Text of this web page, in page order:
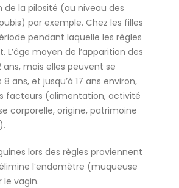
de la pilosité (au niveau des
par exemple. Chez les filles
pendant laquelle les règles
L’âge moyen de l’apparition des
ans, mais elles peuvent se
ans, et jusqu’à 17 ans environ,
facteurs (alimentation, activité
corporelle, origine, patrimoine
lors des règles proviennent
l’endomètre (muqueuse
le vagin.